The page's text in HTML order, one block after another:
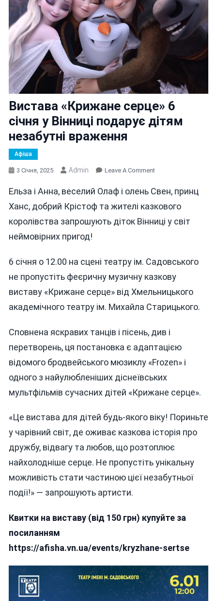
Вистава «Крижане серце» 6
січня у Вінниці подарує дітям
незабутні враження
Афіша
3 Січня, 2025 Admin Leave A CommentOn
«Крижане
Серце»
Січня
Подарує
Незабутні
Враження
Ельза і Анна, веселий Олаф і олень Свен, принц
Ханс, добрий Крістоф та жителі казкового
королівства запрошують діток Вінниці у світ
неймовірних пригод!
6 січня о 12.00 на сцені театру ім. Садовського
не пропустіть феєричну музичну казкову
виставу «Крижане серце» від Хмельницького
академічного театру ім. Михайла Старицького.
Сповнена яскравих танців і пісень, див і
перетворень, ця постановка є адаптацією
відомого бродвейського мюзиклу «Frozen» і
одного з найулюбленіших діснеївських
мультфільмів сучасних дітей «Крижане серце».
«Це вистава для дітей будь-якого віку! Пориньте
у чарівний світ, де оживає казкова історія про
дружбу, відвагу та любов, що розтоплює
найхолодніше серце. Не пропустіть унікальну
можливість стати частиною цієї незабутньої
події!» — запрошують артисти.
Квитки на виставу (від 150 грн) купуйте за
посиланням
https://afisha.vn.ua/events/kryzhane-sertse